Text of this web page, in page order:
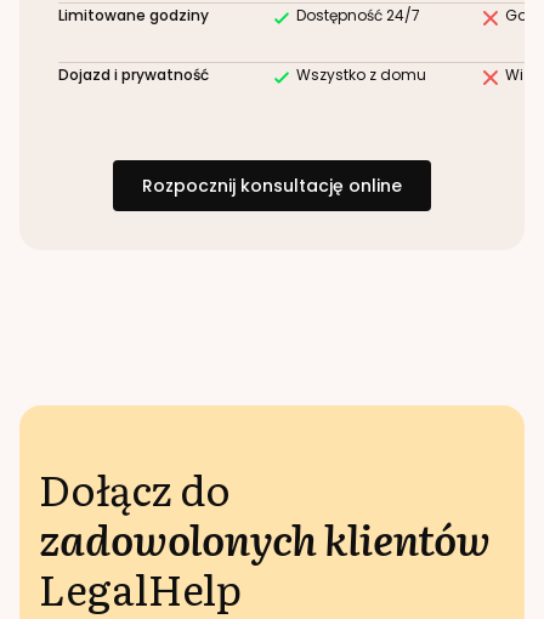
Limitowane godziny Dostępność 24/7
Dojazd i prywatność Wszystko z domu
Rozpocznij konsultację online
Dołącz do
zadowolonych klientów
LegalHelp